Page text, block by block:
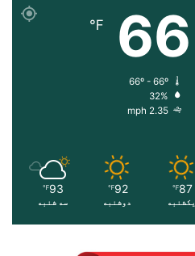
66
℉
32%
2.35 mph
87
℉
یکشنبه
92
℉
دوشنبه
93
℉
سه شنبه